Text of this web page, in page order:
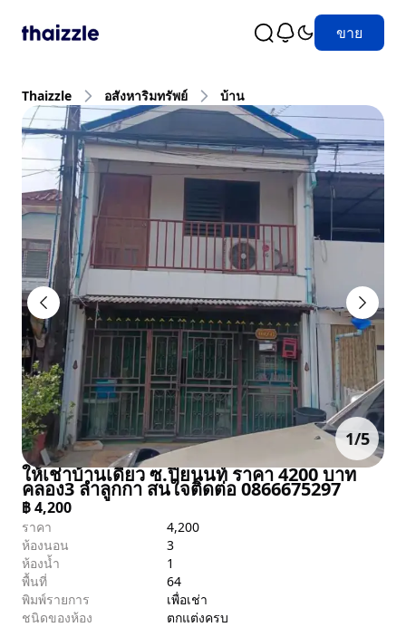
ขาย
Thaizzle อสังหาริมทรัพย์ บ้าน
1/5
ให้เช่าบ้านเดี่ยว ซ.ปิยนนท์ ราคา 4200 บาท
คลอง3 ลำลูกกา สนใจติดต่อ 0866675297
฿4,200
ราคา
4,200
ห้องนอน
3
ห้องน้ำ
1
พื้นที่
64
พิมพ์รายการ
เพื่อเช่า
ชนิดของห้อง
ตกแต่งครบ